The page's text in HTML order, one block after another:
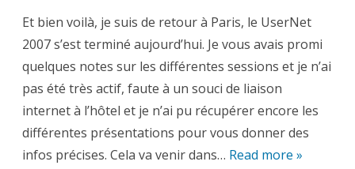
fini
Et bien voilà, je suis de retour à Paris, le UserNet
2007 s’est terminé aujourd’hui. Je vous avais promi
quelques notes sur les différentes sessions et je n’ai
pas été très actif, faute à un souci de liaison
internet à l’hôtel et je n’ai pu récupérer encore les
différentes présentations pour vous donner des
infos précises. Cela va venir dans… Read more »